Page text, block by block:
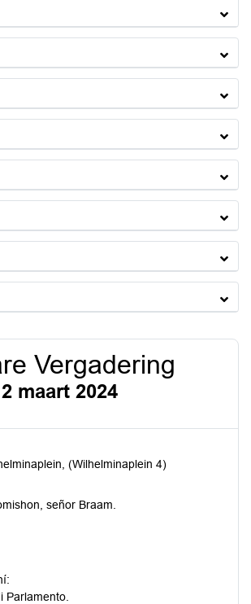
Vergadering
maart 2024
(Wilhelminaplein 4)
señor Braam.
Parlamento.